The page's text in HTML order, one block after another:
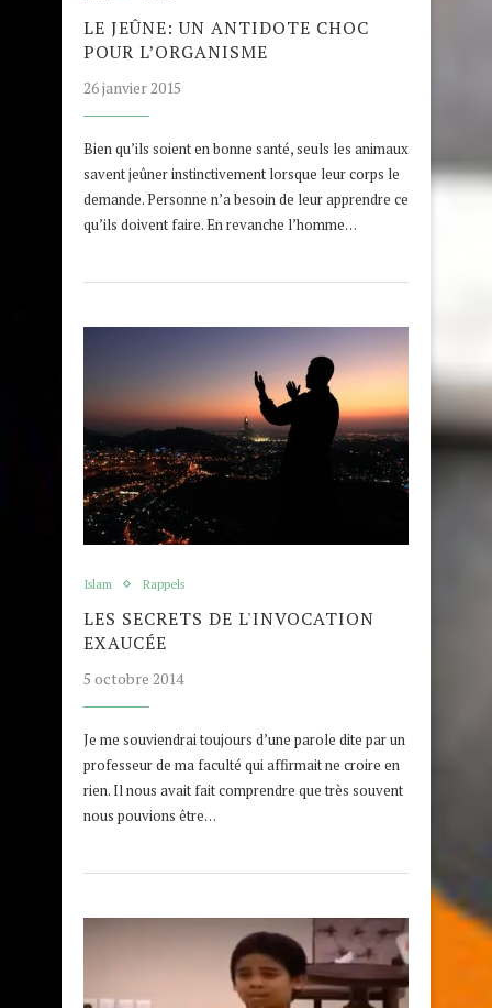
LE JEÛNE: UN ANTIDOTE CHOC
POUR L’ORGANISME
26 janvier 2015
Bien qu’ils soient en bonne santé, seuls les animaux
savent jeûner instinctivement lorsque leur corps le
demande. Personne n’a besoin de leur apprendre ce
qu’ils doivent faire. En revanche l’homme…
Islam Rappels
LES SECRETS DE L'INVOCATION
EXAUCÉE
5 octobre 2014
Je me souviendrai toujours d’une parole dite par un
professeur de ma faculté qui affirmait ne croire en
rien. Il nous avait fait comprendre que très souvent
nous pouvions être…